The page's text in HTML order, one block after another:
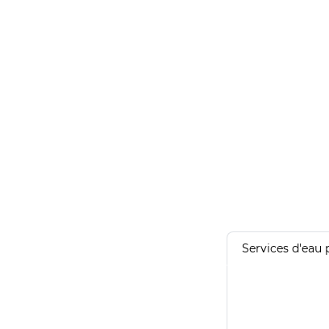
Services d'eau